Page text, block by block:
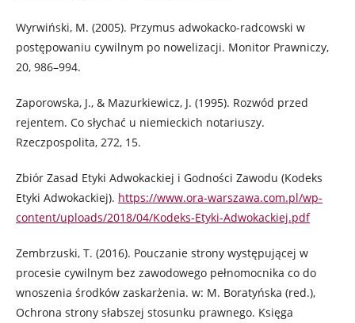
Wyrwiński, M. (2005). Przymus adwokacko-radcowski w
postępowaniu cywilnym po nowelizacji. Monitor Prawniczy,
20, 986–994.
Zaporowska, J., & Mazurkiewicz, J. (1995). Rozwód przed
rejentem. Co słychać u niemieckich notariuszy.
Rzeczpospolita, 272, 15.
Zbiór Zasad Etyki Adwokackiej i Godności Zawodu (Kodeks
Etyki Adwokackiej). https://www.ora-warszawa.com.pl/wp-
content/uploads/2018/04/Kodeks-Etyki-Adwokackiej.pdf
Zembrzuski, T. (2016). Pouczanie strony występującej w
procesie cywilnym bez zawodowego pełnomocnika co do
wnoszenia środków zaskarżenia. w: M. Boratyńska (red.),
Ochrona strony słabszej stosunku prawnego. Księga